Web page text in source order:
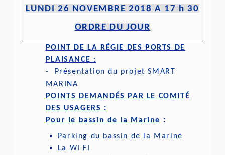
LUNDI 26 NOVEMBRE 2018 A 17 h 30
ORDRE DU JOUR
POINT DE LA RÉGIE DES PORTS DE
PLAISANCE :
- Présentation du projet SMART
MARINA
POINTS DEMANDÉS PAR LE COMITÉ
DES USAGERS :
Pour le bassin de la Marine :
Parking du bassin de la Marine
La WI FI